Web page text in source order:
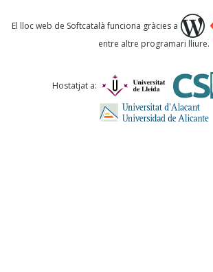
Què proposeu?
Comentari *
El lloc web de Softcatalà funciona gràcies a
entre altre programari lliure.
Hostatjat a: